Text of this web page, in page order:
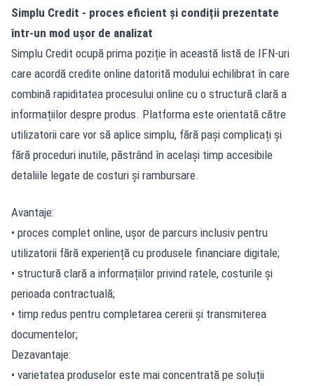
Simplu Credit - proces eficient și condiții prezentate
într-un mod ușor de analizat
Simplu Credit ocupă prima poziție în această listă de IFN-uri
care acordă credite online datorită modului echilibrat în care
combină rapiditatea procesului online cu o structură clară a
informațiilor despre produs. Platforma este orientată către
utilizatorii care vor să aplice simplu, fără pași complicați și
fără proceduri inutile, păstrând în același timp accesibile
detaliile legate de costuri și rambursare.
Avantaje:
• proces complet online, ușor de parcurs inclusiv pentru
utilizatorii fără experiență cu produsele financiare digitale;
• structură clară a informațiilor privind ratele, costurile și
perioada contractuală;
• timp redus pentru completarea cererii și transmiterea
documentelor;
Dezavantaje:
• varietatea produselor este mai concentrată pe soluții